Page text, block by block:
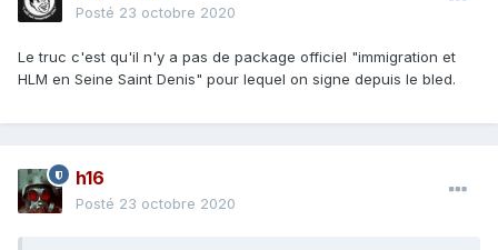
Posté 23 octobre 2020
Le truc c'est qu'il n'y a pas de package officiel "immigration et
HLM en Seine Saint Denis" pour lequel on signe depuis le bled.
h16
Posté 23 octobre 2020